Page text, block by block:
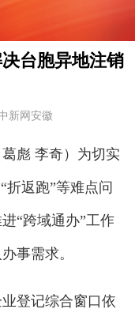
台胞异地注销
新网安徽
彪 李奇）为切实
折返跑”等难点问
“跨域通办”工作
事需求。
登记综合窗口依